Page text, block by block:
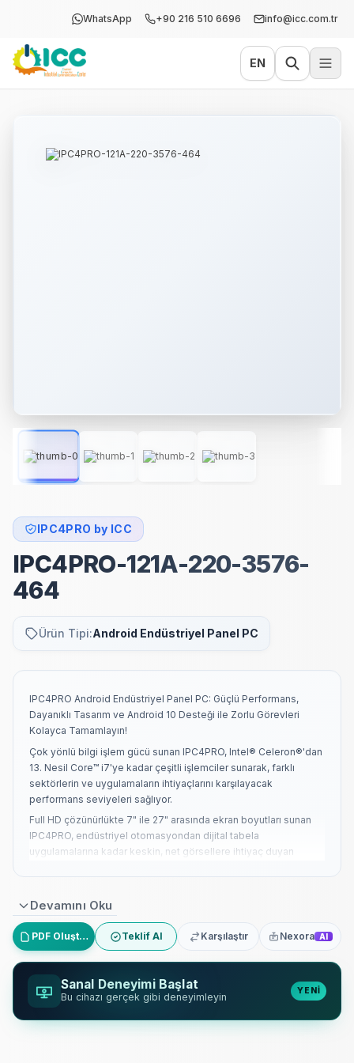
WhatsApp +90 216 510 6696 info@icc.com.tr
EN
IPC4PRO by ICC
IPC4PRO-121A-220-3576-
464
Ürün Tipi:Android Endüstriyel Panel PC
IPC4PRO Android Endüstriyel Panel PC: Güçlü Performans,
Dayanıklı Tasarım ve Android 10 Desteği ile Zorlu Görevleri
Kolayca Tamamlayın!
Çok yönlü bilgi işlem gücü sunan IPC4PRO, Intel® Celeron®'dan
13. Nesil Core™ i7'ye kadar çeşitli işlemciler sunarak, farklı
sektörlerin ve uygulamaların ihtiyaçlarını karşılayacak
performans seviyeleri sağlıyor.
Full HD çözünürlükte 7" ile 27" arasında ekran boyutları sunan
IPC4PRO, endüstriyel otomasyondan dijital tabela
uygulamalarına kadar keskin, net görsellere ihtiyaç duyan
ön paneliyle en zorlu koşullara dayanacak şekilde tasarlanmıştır
ve zorlu ortamlarda dayanıklılık ve güvenilirlik sağlar.
Hızlı ve kolay kurulum sağlayan IPC4PRO, panel gömülü,
VESA75 ve VESA100 yapılandırmaları dahil olmak üzere esnek
montaj seçeneklerini destekleyerek her türlü kuruluma
sorunsuz bir şekilde uyum sağlar.
Yüksek kaliteli bileşenler ve sağlam bir gövde ile üretilen
IPC4PRO, uzun ömürlü performans sunarak, zorlu uygulamalar
Devamını Oku
PDF Oluştur Teklif Al Karşılaştır Nexora AI
Sanal Deneyimi Başlat
Bu cihazı gerçek gibi deneyimleyin
YENİ